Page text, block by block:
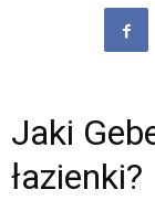
Jaki
łazienki?